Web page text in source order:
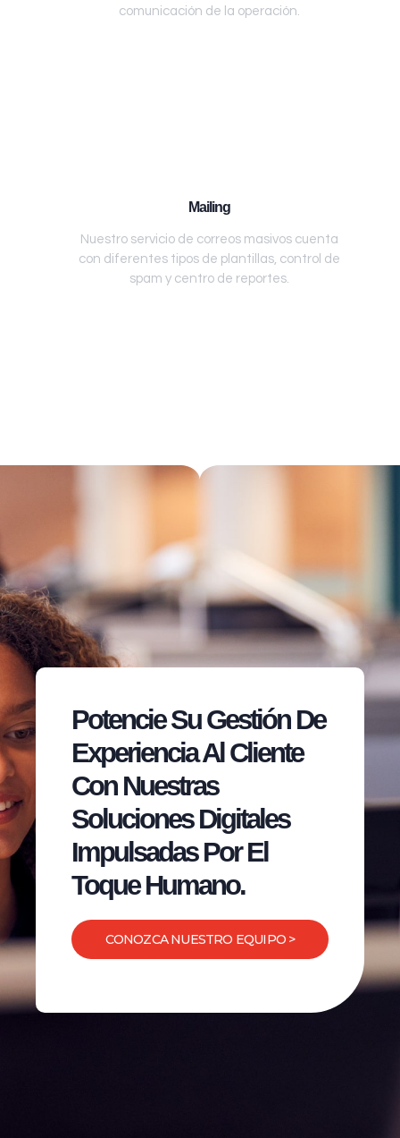
comunicación de la operación.
Mailing
Nuestro servicio de correos masivos cuenta
con diferentes tipos de plantillas, control de
spam y centro de reportes.
Potencie Su Gestión De
Experiencia Al Cliente
Con Nuestras
Soluciones Digitales
Impulsadas Por El
Toque Humano.
CONOZCA NUESTRO EQUIPO >